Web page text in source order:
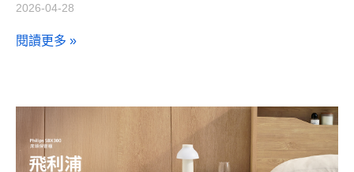
2026-04-28
閱讀更多 »